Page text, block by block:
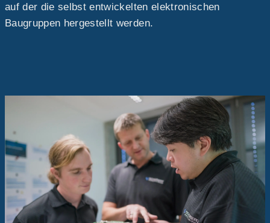
auf der die selbst entwickelten elektronischen
Baugruppen hergestellt werden.